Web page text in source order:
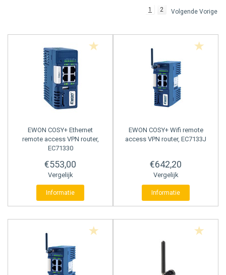
UREN TELLERS
TACHOMETERS
MULTIFUNCTIONELE TELLERS
ENERGIEMETERS
PROCESS DISPLAYS
TEMPERATUUR DISPLAYS
WEEG CONTROLLER
DALI GATEWAYS
AIR TO WATER GATEWAYS
1 2 Volgende Vorige
EWON COSY+ Ethernet
remote access VPN router,
EC71330
€553,00
Vergelijk
Informatie
EWON COSY+ Wifi remote
access VPN router, EC7133J
€642,20
Vergelijk
Informatie